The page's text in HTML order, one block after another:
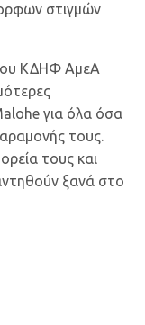
στιγμών
ΚΔΗΦ ΑμεΑ
για όλα όσα
τους.
τους και
ξανά στο